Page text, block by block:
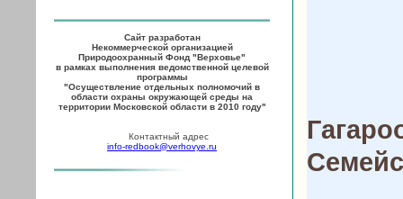
Сайт разработан
Некоммерческой организацией
Природоохранный Фонд "Верховье"
в рамках выполнения ведомственной целевой
программы
"Осуществление отдельных полномочий в
области охраны окружающей среды на
территории Московской области в 2010 году"
Контактный адрес
info-redbook@verhovye.ru